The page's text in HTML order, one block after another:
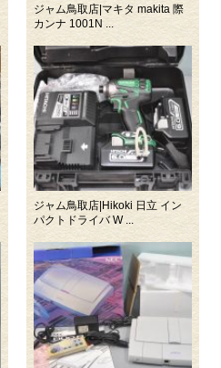
ジャム鳥取店|マキタ makita 際
カンナ 1001N ...
ジャム鳥取店|Hikoki 日立 イン
パクトドライバ W ...